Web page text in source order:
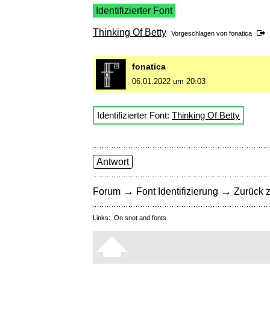
Identifizierter Font
Thinking Of Betty Vorgeschlagen von fonatica
fonatica
06.01.2022 um 20:03
Identifizierter Font: Thinking Of Betty
Antwort
Forum → Font Identifizierung → Zurück
Links: On snot and fonts